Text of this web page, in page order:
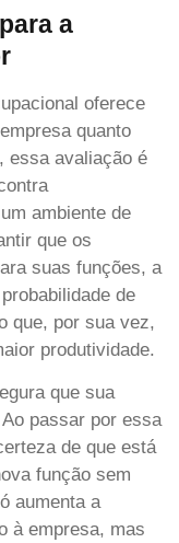
a
oferece
quanto
essa avaliação é
ambiente de
que os
suas funções, a
de
que, por sua vez,
produtividade.
que sua
passar por essa
de que está
função sem
aumenta a
à empresa, mas